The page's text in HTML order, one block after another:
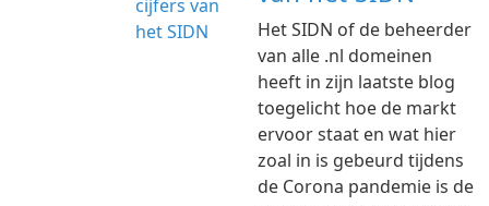
Het SIDN of de beheerder
van alle .nl domeinen
heeft in zijn laatste blog
toegelicht hoe de markt
ervoor staat en wat hier
zoal in is gebeurd tijdens
de Corona pandemie is de